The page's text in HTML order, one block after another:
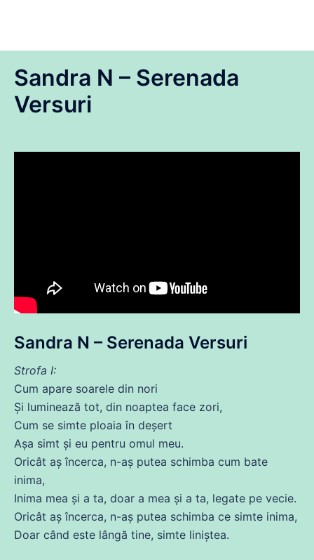
Sandra N – Serenada
Versuri
Sandra N – Serenada Versuri
Strofa I:
Cum apare soarele din nori
Și luminează tot, din noaptea face zori,
Cum se simte ploaia în deșert
Așa simt și eu pentru omul meu.
Oricât aș încerca, n-aș putea schimba cum bate
inima,
Inima mea și a ta, doar a mea și a ta, legate pe vecie.
Oricât aș încerca, n-aș putea schimba ce simte inima,
Doar când este lângă tine, simte liniștea.